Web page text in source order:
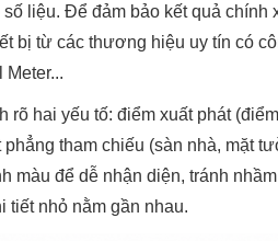
liệu. Để đảm bảo kết quả chính
bị từ các thương hiệu uy tín có
Meter...
hai yếu tố: điểm xuất phát
tham chiếu (sàn nhà, mặt
màu để dễ nhận diện, tránh
tiết nhỏ nằm gần nhau.